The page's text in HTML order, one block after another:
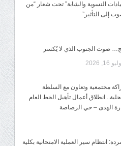
النسوية والشابة” تحت شعار “من
إلى التأثير”
صوت الجنوب الذي لا يُكسر
16, 2026
مجتمعية وتعاون مع السلطة
انطلاق أعمال تأهيل الخط العام
الهدى – حي الرصاصة
انتظام سير العملية الامتحانية بكلية